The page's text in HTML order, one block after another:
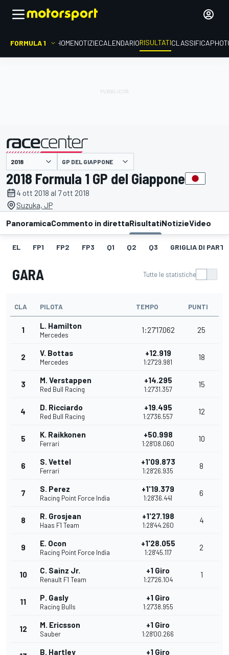
FORMULA 1 HOMENOTIZIECALENDARIORISULTATICLASSIFICA
presentato da GP DEL GIAPPONE
2018 Formula 1 GP del Giappone
4 ott 2018 al 7 ott 2018
Suzuka, JP
PanoramicaCommento in direttaRisultatiNotizieVideo
EL FP1 FP2 FP3 Q1 Q2 Q3 GRIGLIA DI
GARA Tutte le statistiche
CLA PILOTA TEMPO PUNTI
1 L. Hamilton
Mercedes
1:27'17.062 25
2 V. Bottas
Mercedes
+12.919
1:27'29.981
18
3 M. Verstappen
Red Bull Racing
+14.295
1:27'31.357
15
4 D. Ricciardo
Red Bull Racing
+19.495
1:27'36.557
12
5 K. Raikkonen
Ferrari
+50.998
1:28'08.060
10
6 S. Vettel
Ferrari
+1'09.873
1:28'26.935
8
7 S. Perez
Racing Point Force India
+1'19.379
1:28'36.441
6
8 R. Grosjean
Haas F1 Team
+1'27.198
1:28'44.260
4
9 E. Ocon
Racing Point Force India
+1'28.055
1:28'45.117
2
10 C. Sainz Jr.
Renault F1 Team
+1 Giro
1:27'26.104
1
11 P. Gasly
Racing Bulls
+1 Giro
1:27'38.955
12 M. Ericsson
Sauber
+1 Giro
1:28'00.266
B. Hartley +1 Giro